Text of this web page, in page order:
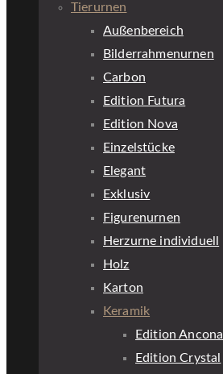
Tierurnen
Außenbereich
Bilderrahmenurnen
Carbon
Edition Futura
Edition Nova
Einzelstücke
Elegant
Exklusiv
Figurenurnen
Herzurne individuell
Holz
Karton
Keramik
Edition Ancona
Edition Crystal